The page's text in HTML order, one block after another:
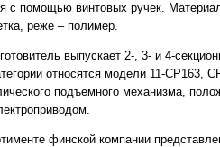
с помощью винтовых ручек.
реже – полимер.
выпускает 2-, 3- и 4-
относятся модели 11-СР163,
подъемного механизма,
финской компании